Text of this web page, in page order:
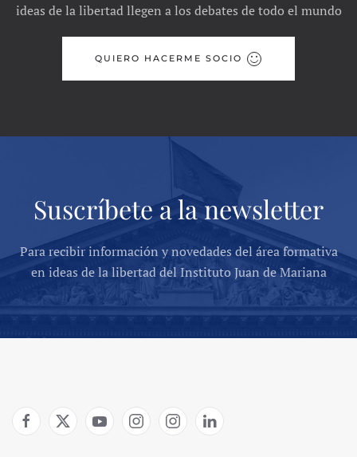
ideas de la libertad llegen a los debates de todo el mundo
QUIERO HACERME SOCIO
Suscríbete a la newsletter
Para recibir información y novedades del área formativa
en ideas de la libertad del Instituto Juan de Mariana